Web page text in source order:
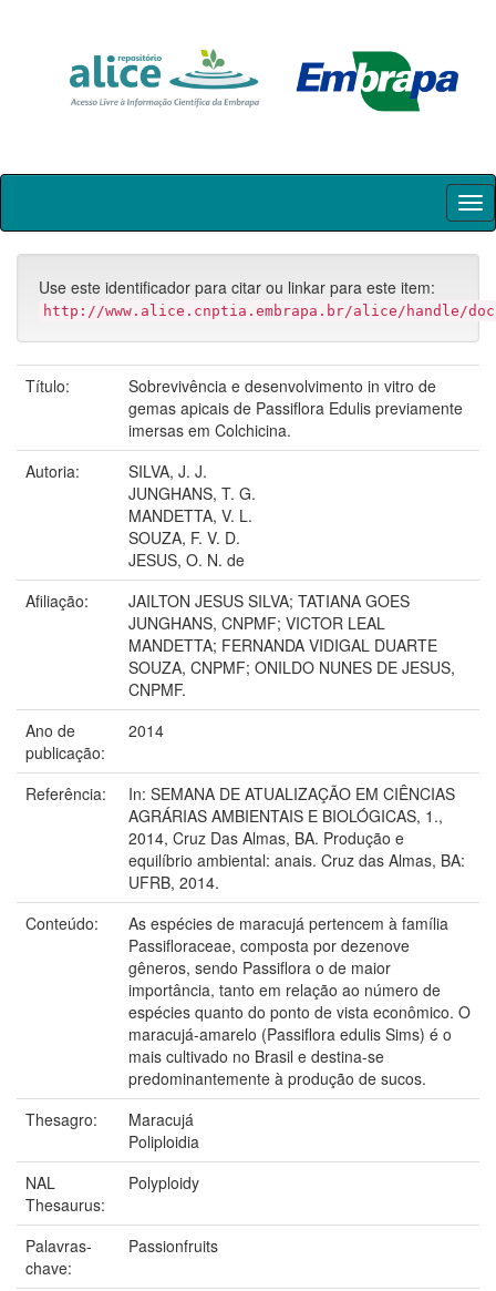
Skip
Use este identificador para citar ou linkar para este item:
http://www.alice.cnptia.embrapa.br/alice/handle/doc/
Título:
Sobrevivência e desenvolvimento in vitro de
gemas apicais de Passiflora Edulis previamente
imersas em Colchicina.
Autoria:
SILVA, J. J.
JUNGHANS, T. G.
MANDETTA, V. L.
SOUZA, F. V. D.
JESUS, O. N. de
Afiliação:
JAILTON JESUS SILVA; TATIANA GOES
JUNGHANS, CNPMF; VICTOR LEAL
MANDETTA; FERNANDA VIDIGAL DUARTE
SOUZA, CNPMF; ONILDO NUNES DE JESUS,
CNPMF.
Ano de
publicação:
2014
Referência:
In: SEMANA DE ATUALIZAÇÃO EM CIÊNCIAS
AGRÁRIAS AMBIENTAIS E BIOLÓGICAS, 1.,
2014, Cruz Das Almas, BA. Produção e
equilíbrio ambiental: anais. Cruz das Almas, BA:
UFRB, 2014.
Conteúdo:
As espécies de maracujá pertencem à família
Passifloraceae, composta por dezenove
gêneros, sendo Passiflora o de maior
importância, tanto em relação ao número de
espécies quanto do ponto de vista econômico. O
maracujá-amarelo (Passiflora edulis Sims) é o
mais cultivado no Brasil e destina-se
predominantemente à produção de sucos.
Thesagro:
Maracujá
Poliploidia
NAL
Thesaurus:
Polyploidy
Palavras-
chave:
Passionfruits